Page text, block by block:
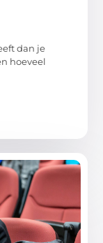
dan je
hoeveel